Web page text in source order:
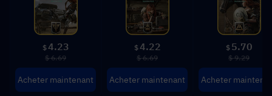
$4.23
$ 6.69
Acheter maintenant
$4.22
$ 6.69
Acheter maintenant
$ 5.70
$ 9.29
Acheter